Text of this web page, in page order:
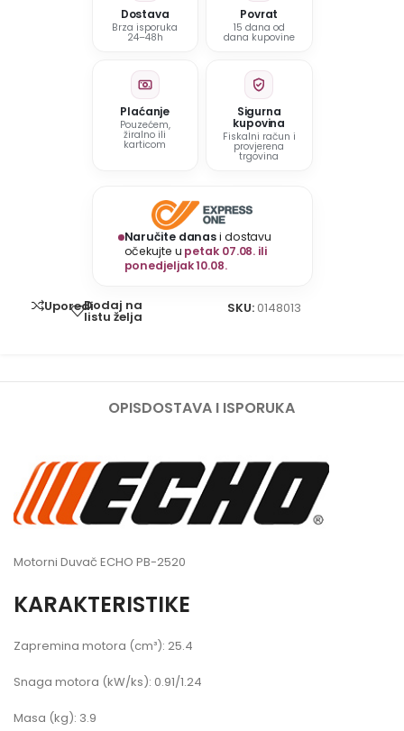
Dostava
Brza isporuka
24–48h
Povrat
15 dana od
dana kupovine
Plaćanje
Pouzećem,
žiralno ili
karticom
Sigurna
kupovina
Fiskalni račun i
provjerena
trgovina
Naručite danasi dostavu
očekujte u petak 07.08. ili
ponedjeljak 10.08.
UporediDodaj na
listu želja
SKU: 0148013
OPISDOSTAVA I ISPORUKA
Motorni Duvač ECHO PB-2520
KARAKTERISTIKE
Zapremina motora (cm³): 25.4
Snaga motora (kW/ks): 0.91/1.24
Masa (kg): 3.9